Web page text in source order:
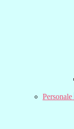
Personale